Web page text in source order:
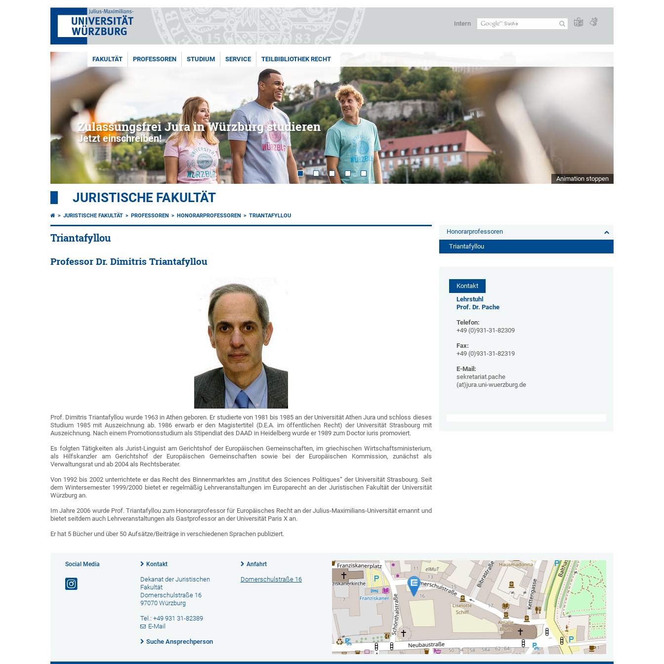
Intern
FAKULTÄT PROFESSOREN STUDIUM SERVICE TEILBIBLIOTHEK RECHT
Zulassungsfrei Jura in Würzburg studieren
Jetzt einschreiben!
Animation stoppen
JURISTISCHE FAKULTÄT
JURISTISCHE FAKULTÄT PROFESSOREN HONORARPROFESSOREN TRIANTAFYLLOU
Triantafyllou
Professor Dr. Dimitris Triantafyllou
Prof. Dimitris Triantafyllou wurde 1963 in Athen geboren. Er studierte von 1981 bis 1985 an der Universität Athen Jura und schloss dieses
Studium 1985 mit Auszeichnung ab. 1986 erwarb er den Magistertitel (D.E.A. im öffentlichen Recht) der Universität Strasbourg mit
Auszeichnung. Nach einem Promotionsstudium als Stipendiat des DAAD in Heidelberg wurde er 1989 zum Doctor iuris promoviert.
Es folgten Tätigkeiten als Jurist-Linguist am Gerichtshof der Europäischen Gemeinschaften, im griechischen Wirtschaftsministerium,
als Hilfskanzler am Gerichtshof der Europäischen Gemeinschaften sowie bei der Europäischen Kommission, zunächst als
Verwaltungsrat und ab 2004 als Rechtsberater.
Von 1992 bis 2002 unterrichtete er das Recht des Binnenmarktes am „Institut des Sciences Politiques“ der Universität Strasbourg. Seit
dem Wintersemester 1999/2000 bietet er regelmäßig Lehrveranstaltungen im Europarecht an der Juristischen Fakultät der Universität
Würzburg an.
Im Jahre 2006 wurde Prof. Triantafyllou zum Honorarprofessor für Europäisches Recht an der Julius-Maximilians-Universität ernannt und
bietet seitdem auch Lehrveranstaltungen als Gastprofessor an der Universität Paris X an.
Er hat 5 Bücher und über 50 Aufsätze/Beiträge in verschiedenen Sprachen publiziert.
Honorarprofessoren
Triantafyllou
Kontakt
Lehrstuhl
Prof. Dr. Pache
Telefon:
+49 (0)931-31-82309
Fax:
+49 (0)931-31-82319
E-Mail:
sekretariat.pache
(at)jura.uni-wuerzburg.de
Social Media Kontakt
Dekanat der Juristischen
Fakultät
Domerschulstraße 16
97070 Würzburg
Tel.: +49 931 31-82389
E-Mail
Suche Ansprechperson
Anfahrt
Domerschulstraße 16